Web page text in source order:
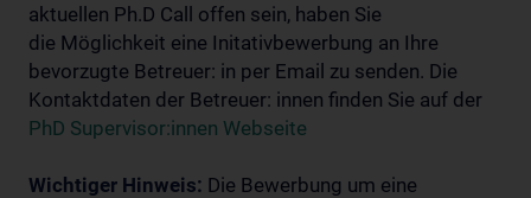
aktuellen Ph.D Call offen sein, haben Sie
die Möglichkeit eine Initativbewerbung an Ihre
bevorzugte Betreuer: in per Email zu senden. Die
Kontaktdaten der Betreuer: innen finden Sie auf der
PhD Supervisor:innen Webseite
Wichtiger Hinweis: Die Bewerbung um eine